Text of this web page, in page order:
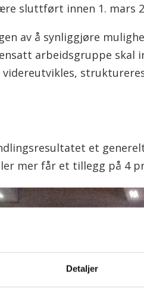
Detaljer
sluttført innen 1. mars
av å synliggjøre
arbeidsgruppe skal
et
mer får et tillegg på 4